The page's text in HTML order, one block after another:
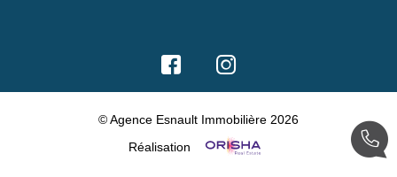
© Agence Esnault Immobilière 2026
Réalisation